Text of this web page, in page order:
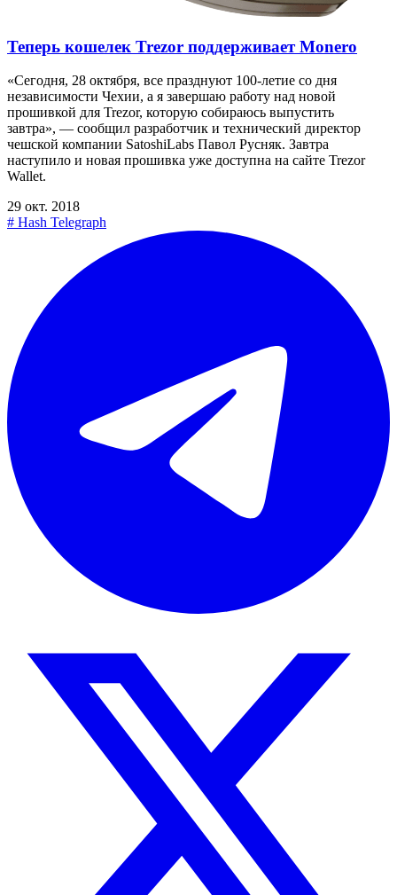
Теперь кошелек Trezor поддерживает Monero
«Сегодня, 28 октября, все празднуют 100-летие со дня
независимости Чехии, а я завершаю работу над новой
прошивкой для Trezor, которую собираюсь выпустить
завтра», — сообщил разработчик и технический директор
чешской компании SatoshiLabs Павол Русняк. Завтра
наступило и новая прошивка уже доступна на сайте Trezor
Wallet.
29 окт. 2018
# Hash Telegraph